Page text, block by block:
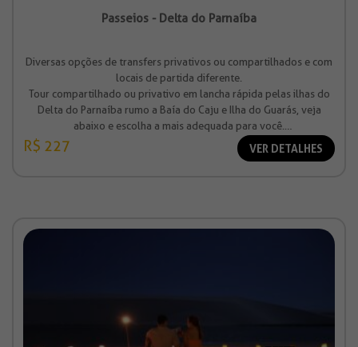
Passeios - Delta do Parnaíba
Diversas opções de transfers privativos ou compartilhados e com
locais de partida diferente.
Tour compartilhado ou privativo em lancha rápida pelas ilhas do
Delta do Parnaíba rumo a Baía do Caju e Ilha do Guarás, veja
abaixo e escolha a mais adequada para você.
Valor à partir de R$ 227,00
R$ 227 VER DETALHES